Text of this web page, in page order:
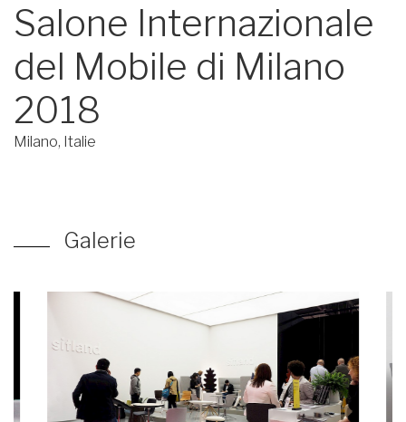
Salone Internazionale
del Mobile di Milano
2018
Milano, Italie
Galerie